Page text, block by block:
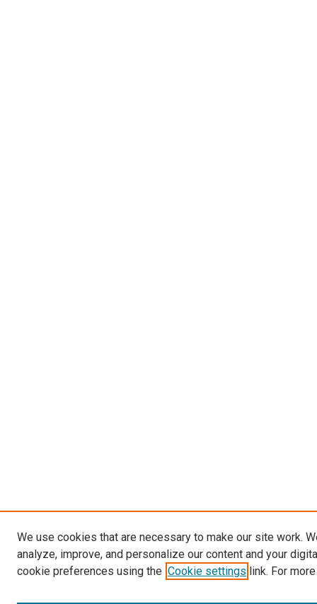
We use cookies that are necessary to make our site work.
analyze, improve, and personalize our content and your
cookie preferences using the Cookie settings link. For